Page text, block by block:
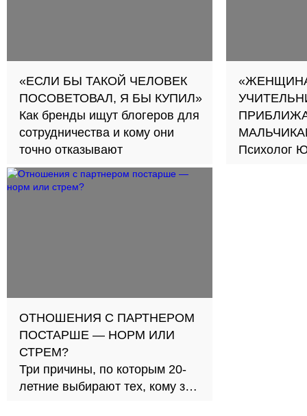
«ЕСЛИ БЫ ТАКОЙ ЧЕЛОВЕК
ПОСОВЕТОВАЛ, Я БЫ КУПИЛ»
Как бренды ищут блогеров для
сотрудничества и кому они
точно отказывают
Психолог
ОТНОШЕНИЯ С ПАРТНЕРОМ
ПОСТАРШЕ — НОРМ ИЛИ
СТРЕМ?
Три причины, по которым 20-
летние выбирают тех, кому за